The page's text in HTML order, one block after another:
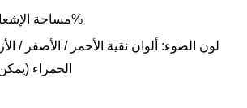
مساحة الإشعاع: 800 سم2±10%
لون الضوء: ألوان نقية الأحمر / الأصفر /
الحمراء